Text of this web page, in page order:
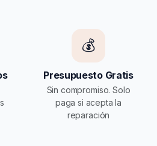
💰
Presupuesto Gratis
Sin compromiso. Solo
paga si acepta la
reparación